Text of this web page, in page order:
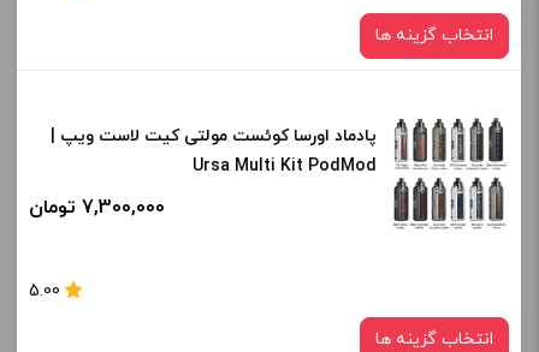
+
کپی
انتخاب گزینه ها
رنگ:
Mojito G
پادماد اورسا کوئست مولتی کیت لاست ویپ |
Ursa Multi Kit PodMod
7,300,000 تومان
5.00
انتخاب گزینه ها